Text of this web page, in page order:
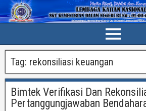
Tag: rekonsiliasi keuangan
Bimtek Verifikasi Dan
Pertanggungjawaban